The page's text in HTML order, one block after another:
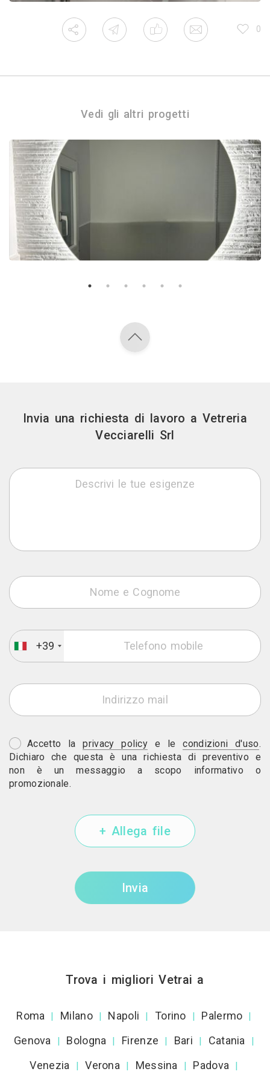
0
Vedi gli altri progetti
Invia una richiesta di lavoro a Vetreria
Vecciarelli Srl
+39
Accetto laprivacy policy e lecondizioni d'uso.
Dichiaro che questa è una richiesta di preventivo e
non è un messaggio a scopo informativo o
promozionale.
+ Allega file
Invia
Trova i migliori Vetrai a
Roma | Milano | Napoli | Torino | Palermo |
Genova | Bologna | Firenze | Bari | Catania |
Venezia | Verona | Messina | Padova |